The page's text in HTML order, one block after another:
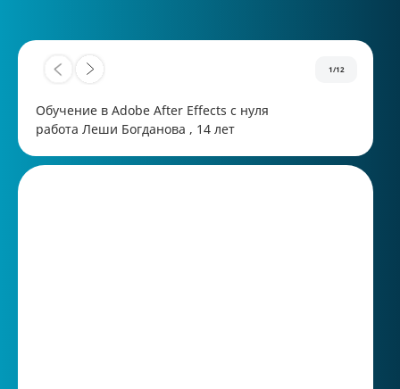
Обучение в Adobe After Effects с нуля
работа Леши Богданова , 14 лет
1/12